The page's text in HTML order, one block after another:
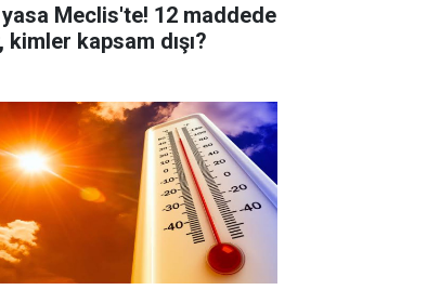
Meclis'te! 12 maddede
kimler kapsam dışı?